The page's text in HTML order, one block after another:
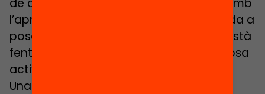
l’aprenentatge i amb l’institut, que l’ajuda a
posar en valor els aprenentatges que està
fent durant el confinament, que li proposa
activitats per fer aquest estiu…
Una bona acció tutorial, però, requereix